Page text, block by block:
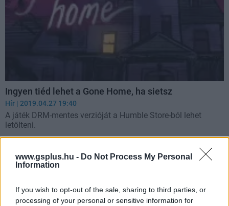
www.gsplus.hu - Do Not Process My Personal
Information
If you wish to opt-out of the sale, sharing to third parties, or
processing of your personal or sensitive information for
Ingyen tiéd lehet a Gone Home, ha sietsz
Hír | 2019.04.27 19:40
A játék DRM-mentes verzióját a Humble Store-ból lehet
letölteni.